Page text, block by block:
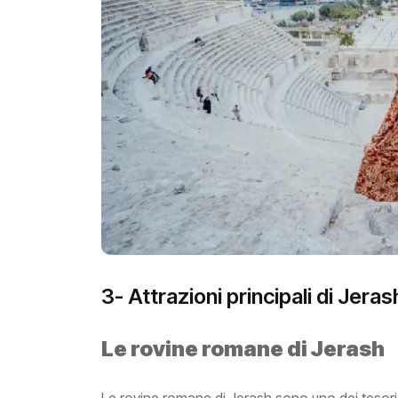
3- Attrazioni principali di
Le rovine romane di Jerash